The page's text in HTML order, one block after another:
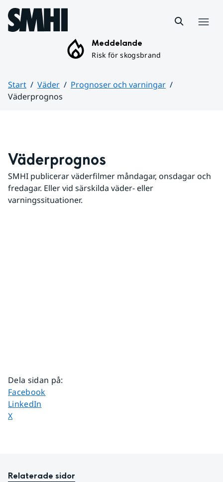
Hoppa till sidans innehåll
Meddelande
Risk för skogsbrand
Start Väder
Prognoser och varningar
Väderprognos
Väderprognos
SMHI publicerar väderfilmer måndagar, onsdagar och
fredagar. Eller vid särskilda väder- eller
varningssituationer.
Dela sidan på:
Dela sidan på
Facebook
Dela sidan på
LinkedIn
Dela sidan på
X
Relaterade sidor